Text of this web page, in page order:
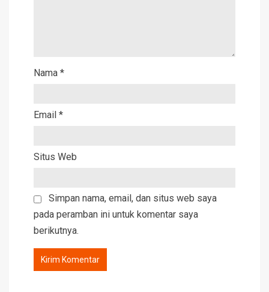
Nama *
Email *
Situs Web
Simpan nama, email, dan situs web saya
pada peramban ini untuk komentar saya
berikutnya.